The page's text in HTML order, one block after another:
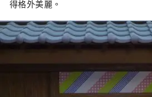
得格外美麗。